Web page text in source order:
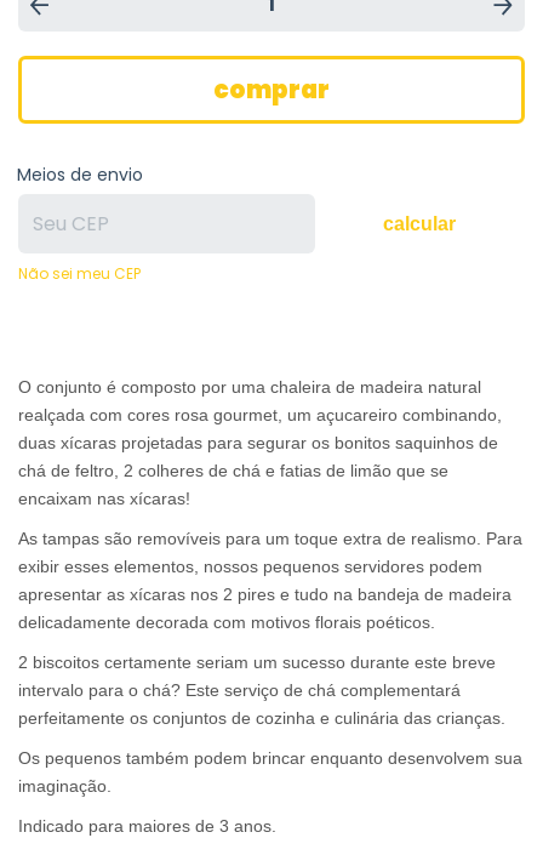
Meios de envio
calcular
Não sei meu CEP
O conjunto é composto por uma chaleira de madeira natural
realçada com cores rosa gourmet, um açucareiro combinando,
duas xícaras projetadas para segurar os bonitos saquinhos de
chá de feltro, 2 colheres de chá e fatias de limão que se
encaixam nas xícaras!
As tampas são removíveis para um toque extra de realismo. Para
exibir esses elementos, nossos pequenos servidores podem
apresentar as xícaras nos 2 pires e tudo na bandeja de madeira
delicadamente decorada com motivos florais poéticos.
2 biscoitos certamente seriam um sucesso durante este breve
intervalo para o chá? Este serviço de chá complementará
perfeitamente os conjuntos de cozinha e culinária das crianças.
Os pequenos também podem brincar enquanto desenvolvem sua
imaginação.
Indicado para maiores de 3 anos.